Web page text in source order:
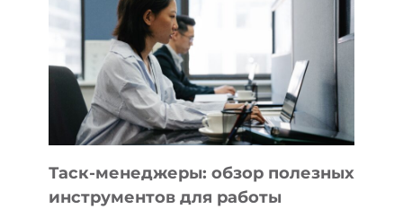
КАКИЕ
3
ЗАДАЧИ
ЕМУ
МОЖНО
ПОРУЧИТЬ
УЖЕ
СЕГОДНЯ
Таск-менеджеры: обзор полезных
инструментов для работы